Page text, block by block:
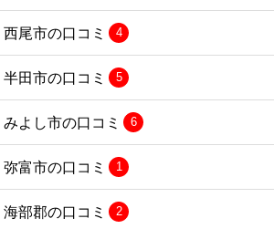
西尾市の口コミ 4
半田市の口コミ 5
みよし市の口コミ 6
弥富市の口コミ 1
海部郡の口コミ 2